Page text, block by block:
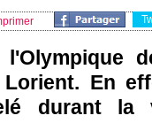
En
durant la